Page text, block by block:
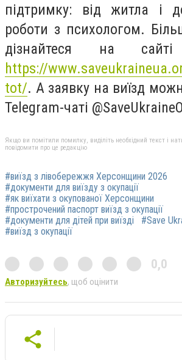
підтримку: від житла і
роботи з психологом.
дізнайтеся на сайті
https://
tot/. А заявку на виїзд
Telegram-чаті
Якщо ви помітили помилку, виділіть необхідний текст і
повідомити про це редакцію
#виїзд з лівобережжя Херсонщини 2026
#документи для виїзду з окупації
#як виїхати з окупованої Херсонщини
#прострочений паспорт виїзд з окупації
#документи для дітей при виїзді
#Save
#виїзд з окупації
0,0
Авторизуйтесь, щоб оцінити